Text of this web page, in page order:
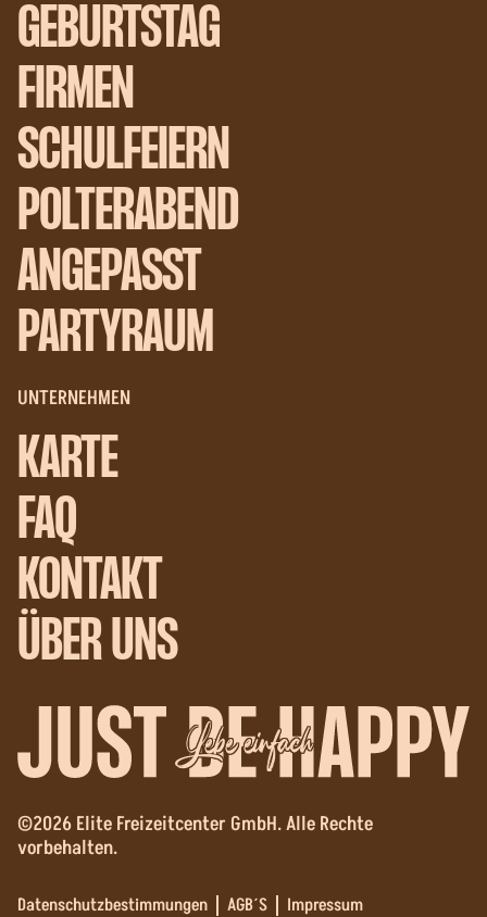
GEBURTSTAG
FIRMEN
SCHULFEIERN
POLTERABEND
ANGEPASST
PARTYRAUM
UNTERNEHMEN
KARTE
FAQ
KONTAKT
ÜBER UNS
Lebe einfach
©2026 Elite Freizeitcenter GmbH. Alle Rechte
vorbehalten.
Datenschutzbestimmungen AGB´S Impressum